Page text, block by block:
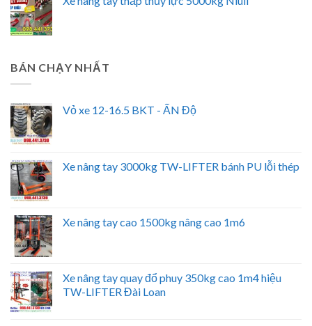
BÁN CHẠY NHẤT
Vỏ xe 12-16.5 BKT - ẤN Độ
Xe nâng tay 3000kg TW-LIFTER bánh PU lỗi thép
Xe nâng tay cao 1500kg nâng cao 1m6
Xe nâng tay quay đổ phuy 350kg cao 1m4 hiệu
TW-LIFTER Đài Loan